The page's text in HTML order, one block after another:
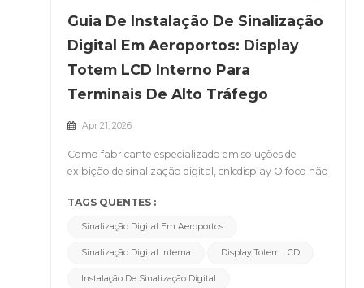
Guia De Instalação De Sinalização
Digital Em Aeroportos: Display
Totem LCD Interno Para
Terminais De Alto Tráfego
Apr 21, 2026
Como fabricante especializado em soluções de
exibição de sinalização digital, cnlcdisplay O foco não
também na implementação em situações reais e
complexas.Recentemente, nosso display totem LCD
grande projeto aeroportuário. Em comparação com
cenários comerciais padrão, os ambientes
TAGS QUENTES :
Sinalização Digital Em Aeroportos
Sinalização Digital Interna Display Totem LCD
Instalação De Sinalização Digital